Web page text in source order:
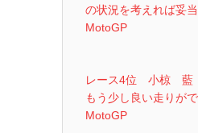
の状況を考えれば妥当
MotoGP
レース4位 小椋 藍
もう少し良い走りがで
MotoGP